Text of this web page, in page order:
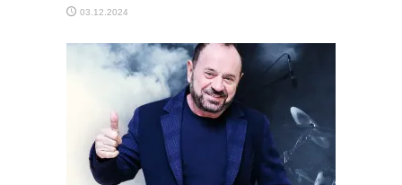
03.12.2024